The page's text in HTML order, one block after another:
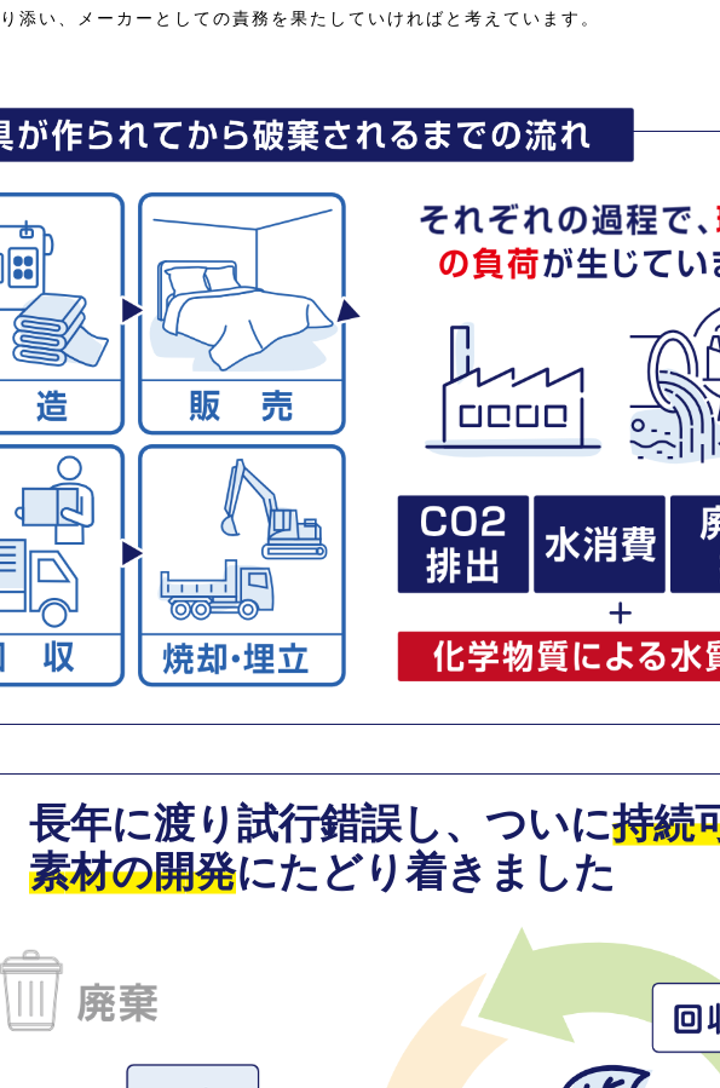
添い、メーカーとしての責務を果たしていければと考えています。
長年に渡り試行錯誤し、 ついに持続
素材の開発にたどり着きました